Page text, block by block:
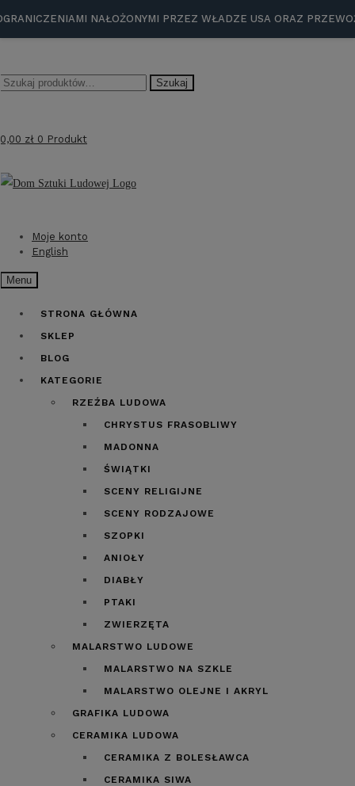
NAŁOŻONYMI PRZEZ WŁADZE USA ORAZ
Szukaj: Szukaj
0,00 zł 0 Produkt
Przejdź
Przejdź
Moje konto
English
Menu
STRONA GŁÓWNA
SKLEP
BLOG
KATEGORIE
RZEŹBA LUDOWA
CHRYSTUS FRASOBLIWY
MADONNA
ŚWIĄTKI
SCENY RELIGIJNE
SCENY RODZAJOWE
SZOPKI
ANIOŁY
DIABŁY
PTAKI
ZWIERZĘTA
MALARSTWO LUDOWE
MALARSTWO NA SZKLE
MALARSTWO OLEJNE I AKRYL
GRAFIKA LUDOWA
CERAMIKA LUDOWA
CERAMIKA Z BOLESŁAWCA
CERAMIKA SIWA